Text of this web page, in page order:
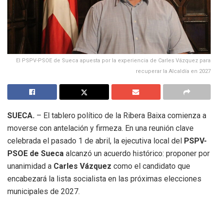
El PSPV-PSOE de Sueca apuesta por la experiencia de Carles Vázquez para
recuperar la Alcaldía en 2027
SUECA. – El tablero político de la Ribera Baixa comienza a
moverse con antelación y firmeza. En una reunión clave
celebrada el pasado 1 de abril, la ejecutiva local del
PSPV-
PSOE de Sueca alcanzó un acuerdo histórico: proponer por
unanimidad a Carles Vázquez como el candidato que
encabezará la lista socialista en las próximas elecciones
municipales de 2027.